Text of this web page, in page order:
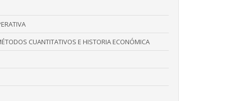
CUANTITATIVOS E HISTORIA ECONÓMICA